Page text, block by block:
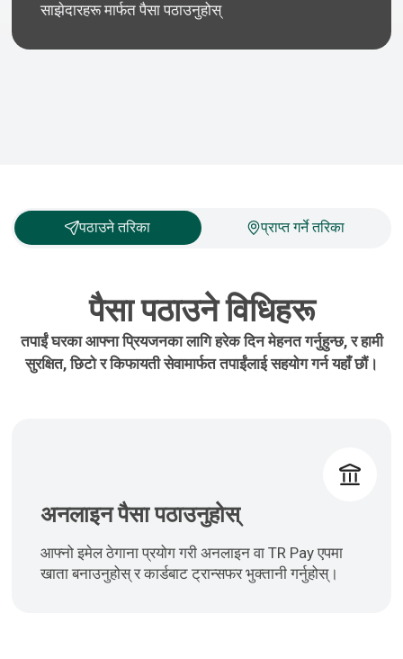
साझेदारहरू मार्फत पैसा पठाउनुहोस्
पठाउने तरिका प्राप्त गर्ने तरिका
पैसा पठाउने विधिहरू
तपाईं घरका आफ्ना प्रियजनका लागि हरेक दिन मेहनत गर्नुहुन्छ, र हामी
सुरक्षित, छिटो र किफायती सेवामार्फत तपाईंलाई सहयोग गर्न यहाँ छौं।
अनलाइन पैसा पठाउनुहोस्
आफ्नो इमेल ठेगाना प्रयोग गरी अनलाइन वा TR Pay एपमा
खाता बनाउनुहोस् र कार्डबाट ट्रान्सफर भुक्तानी गर्नुहोस्।